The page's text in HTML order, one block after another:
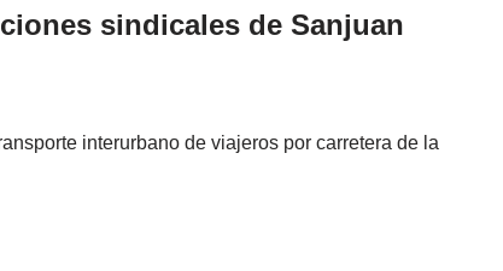
sindicales de Sanjuan
interurbano de viajeros por carretera de la